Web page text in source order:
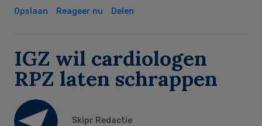
Opslaan Reageer nu Delen
IGZ wil cardiologen
RPZ laten schrappen
Skipr Redactie